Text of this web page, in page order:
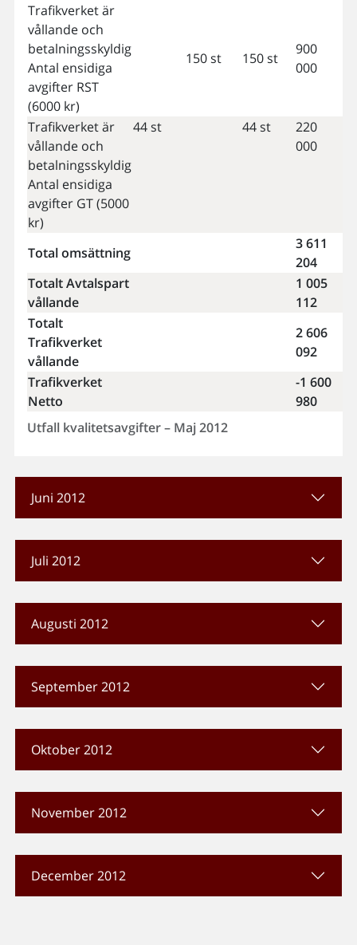
Utfall kvalitetsavgifter – Maj 2012
Trafikverket är
vållande och
betalningsskyldig
Antal ensidiga
avgifter RST
(6000 kr)
150 st 150 st
900
000
Trafikverket är
vållande och
betalningsskyldig
Antal ensidiga
avgifter GT (5000
kr)
44 st 44 st
220
000
Total omsättning
3 611
204
Totalt Avtalspart
vållande
1 005
112
Totalt
Trafikverket
vållande
2 606
092
Trafikverket
Netto
-1 600
980
Juni 2012
Juli 2012
Augusti 2012
September 2012
Oktober 2012
November 2012
December 2012